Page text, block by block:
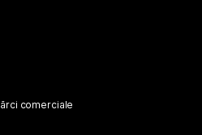
comerciale